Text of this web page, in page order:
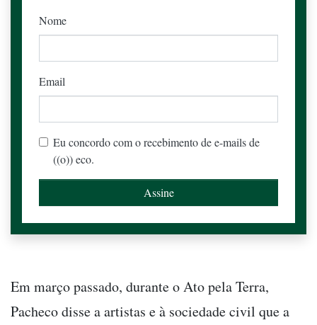
Nome
Email
Eu concordo com o recebimento de e-mails de
((o)) eco.
Em março passado, durante o Ato pela Terra,
Pacheco disse a artistas e à sociedade civil que a